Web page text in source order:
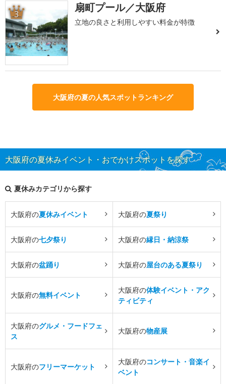
3 扇町プール／大阪府
立地の良さと利用しやすい料金が特徴
大阪府の夏の人気スポットランキング
大阪府の夏休みイベント・おでかけスポットを探す
夏休みカテゴリから探す
大阪府の夏休みイベント 大阪府の夏祭り
大阪府の七夕祭り 大阪府の縁日・納涼祭
大阪府の盆踊り 大阪府の屋台のある夏祭り
大阪府の無料イベント
大阪府の体験イベント・アク
ティビティ
大阪府のグルメ・フードフェ
ス
大阪府の物産展
大阪府のフリーマーケット
大阪府のコンサート・音楽イ
ベント